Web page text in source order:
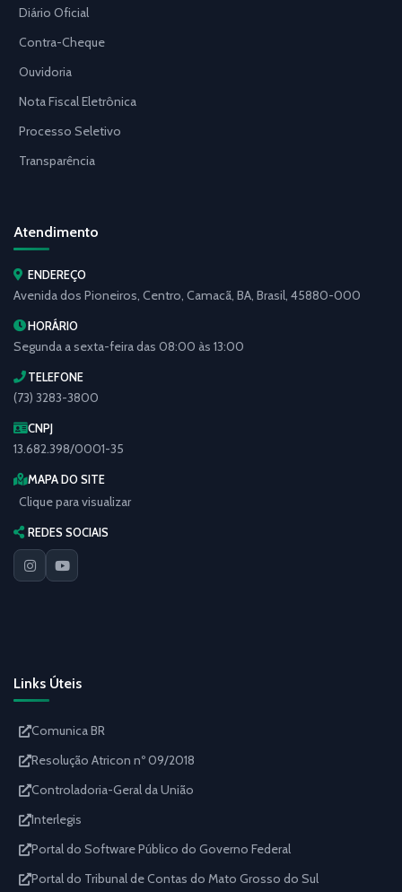
Diário Oficial
Contra-Cheque
Ouvidoria
Nota Fiscal Eletrônica
Processo Seletivo
Transparência
Atendimento
ENDEREÇO
Avenida dos Pioneiros, Centro, Camacã, BA, Brasil, 45880-000
HORÁRIO
Segunda a sexta-feira das 08:00 às 13:00
TELEFONE
(73) 3283-3800
CNPJ
13.682.398/0001-35
MAPA DO SITE
Clique para visualizar
REDES SOCIAIS
Links Úteis
Comunica BR
Resolução Atricon nº 09/2018
Controladoria-Geral da União
Interlegis
Portal do Software Público do Governo Federal
Portal do Tribunal de Contas do Mato Grosso do Sul